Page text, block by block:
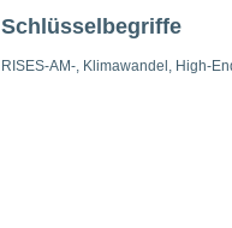
Schlüsselbegriffe
RISES-AM-, Klimawandel, High-